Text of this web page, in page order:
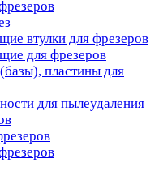
втулки для фрезеров
для фрезеров
пластины для
для пылеудаления